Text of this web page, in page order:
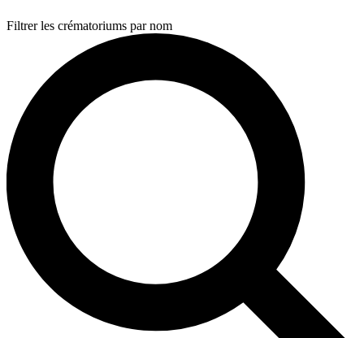
Filtrer les crématoriums par nom